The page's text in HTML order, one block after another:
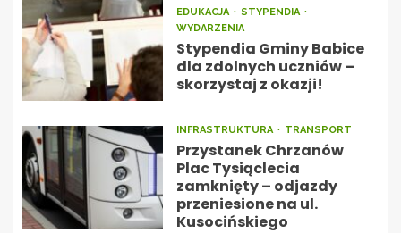
EDUKACJA
STYPENDIA
WYDARZENIA
Stypendia Gminy Babice
dla zdolnych uczniów –
skorzystaj z okazji!
INFRASTRUKTURA TRANSPORT
Przystanek Chrzanów
Plac Tysiąclecia
zamknięty – odjazdy
przeniesione na ul.
Kusocińskiego